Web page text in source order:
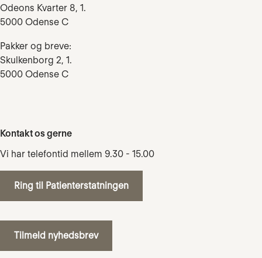
Odeons Kvarter 8, 1.
5000 Odense C
Pakker og breve:
Skulkenborg 2, 1.
5000 Odense C
Kontakt os gerne
Vi har telefontid mellem 9.30 - 15.00
Ring til Patienterstatningen
Tilmeld nyhedsbrev